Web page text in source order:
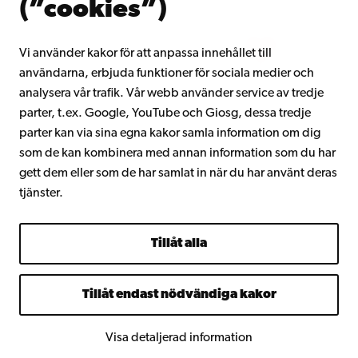
(”cookies”)
Vi använder kakor för att anpassa innehållet till
användarna, erbjuda funktioner för sociala medier och
analysera vår trafik. Vår webb använder service av tredje
parter, t.ex. Google, YouTube och Giosg, dessa tredje
parter kan via sina egna kakor samla information om dig
som de kan kombinera med annan information som du har
gett dem eller som de har samlat in när du har använt deras
tjänster.
Tillåt alla
Tillåt endast nödvändiga kakor
Visa detaljerad information
Intranätet
Facebook InstagramYouTube LinkedIn Blog Snapchat